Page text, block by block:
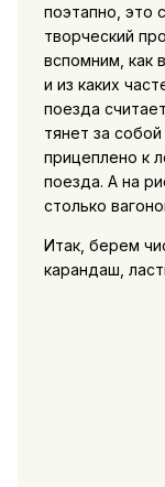
поэтапно, это
творческий
вспомним, как
и из каких
поезда
тянет за
прицеплено к
поезда. А на
столько
Итак, берем
карандаш,